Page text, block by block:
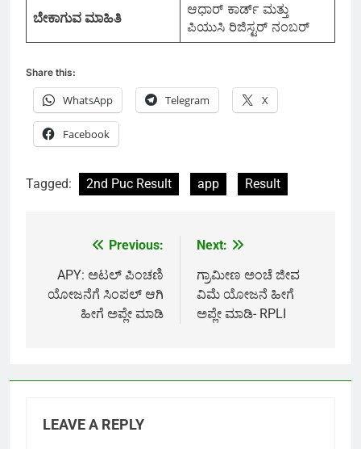
ಬೇಕಾಗುವ ಮಾಹಿತಿ
ಆಧಾರ್ ಕಾರ್ಡ್ ಮತ್ತು
ಪಿಯುಸಿ ರಿಜಿಸ್ಟರ್ ನಂಬರ್
Share this:
WhatsApp Telegram X
Facebook
Tagged: 2nd Puc Result app Result
navigation
Previous:
APY: ಅಟಲ್ ಪಿಂಚಣಿ
ಯೋಜನೆಗೆ ಸಿಂಪಲ್‌ ಆಗಿ
ಹೀಗೆ ಅಪ್ಲೇ ಮಾಡಿ
Next:
ಗ್ರಾಮೀಣ ಅಂಚೆ ಜೀವ
ವಿಮೆ ಯೋಜನೆ ಹೀಗೆ
ಅಪ್ಲೇ ಮಾಡಿ- RPLI
LEAVE A REPLY